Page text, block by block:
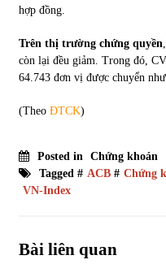
hợp đồng.
Trên thị trường chứng quyền
còn lại đều giảm. Trong đó,
64.743 đơn vị được chuyển
(Theo ĐTCK)
Posted in
Chứng khoán
Tagged # ACB# Chứng
VN-Index
Bài liên quan